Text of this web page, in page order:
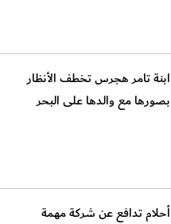
ابنة تامر هجرس تخطف الأنظار
بصورها مع والدها على البحر
أحلام تدافع عن شركة مهمة